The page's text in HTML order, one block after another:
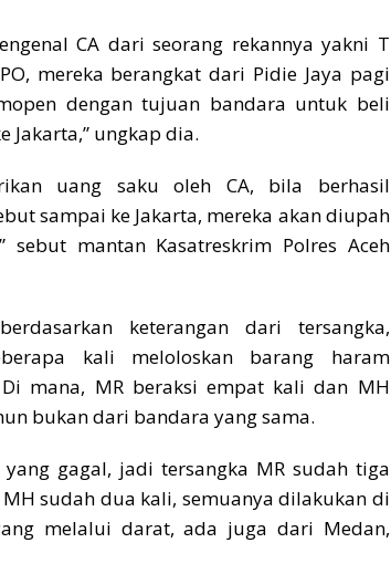
CA dari seorang rekannya yakni T
mereka berangkat dari Pidie Jaya pagi
dengan tujuan bandara untuk beli
Jakarta,” ungkap dia.
uang saku oleh CA, bila berhasil
sampai ke Jakarta, mereka akan diupah
sebut mantan Kasatreskrim Polres Aceh
keterangan dari tersangka,
kali meloloskan barang haram
mana, MR beraksi empat kali dan MH
bukan dari bandara yang sama.
gagal, jadi tersangka MR sudah tiga
sudah dua kali, semuanya dilakukan di
melalui darat, ada juga dari Medan,